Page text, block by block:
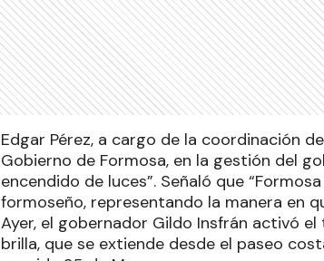
Edgar Pérez, a cargo de la coordinación
Gobierno de Formosa, en la gestión del
encendido de luces”. Señaló que
formoseño, representando la manera en
Ayer, el gobernador Gildo Insfrán activó
brilla, que se extiende desde el paseo